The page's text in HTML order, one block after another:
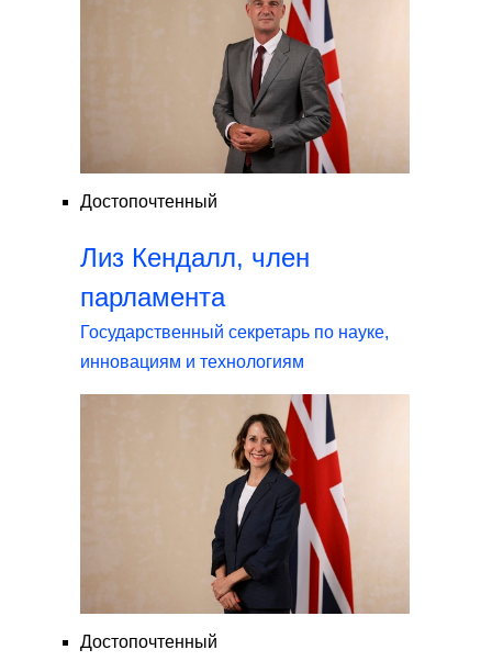
Достопочтенный
Лиз Кендалл, член
парламента
Государственный секретарь по науке,
инновациям и технологиям
Достопочтенный